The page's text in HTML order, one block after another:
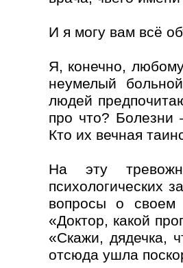
И я могу вам всё
Я, конечно,
неумелый
людей
про что? Болезни
Кто их вечная
На эту
психологических
вопросы о своем
«Доктор, какой
«Скажи, дядечка,
отсюда ушла